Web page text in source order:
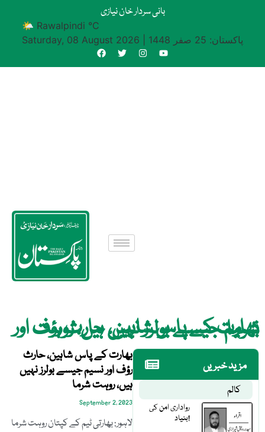
بانی سردار خان نیازی
🌤 Rawalpindi °C
Saturday, 08 August 2026
پاکستان: 25 صفر 1448
بھارت کے پاس شاہین، حارث رؤف اور نسیم جیسے بولرز نہیں ہیں، روہت شرما
مزید خبریں
کالم
رواداری امن کی
بنیاد!
بھارت کے پاس شاہین، حارث
رؤف اور نسیم جیسے بولرز نہیں
ہیں، روہت شرما
September 2, 2023
لاہور: بھارتی ٹیم کے کپتان روہت شرما